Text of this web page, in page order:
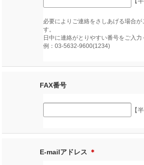
必要によりご連絡をさしあげる場合が
す。
日中に連絡がとりやすい番号をご入力
例：03-5632-9600(1234)
FAX番号
【
E-mailアドレス ＊